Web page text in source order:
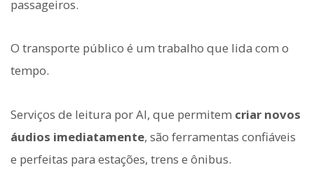
passageiros.
O transporte público é um trabalho que lida com o
tempo.
Serviços de leitura por AI, que permitem criar novos
áudios imediatamente, são ferramentas confiáveis
e perfeitas para estações, trens e ônibus.